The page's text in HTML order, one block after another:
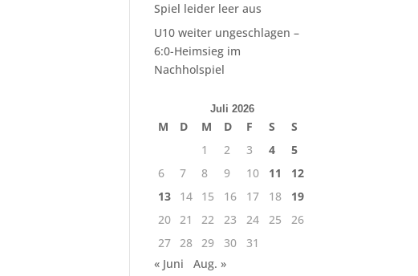
Spiel leider leer aus
U10 weiter ungeschlagen –
6:0-Heimsieg im
Nachholspiel
Juli 2026
M D M D F S
S
1
2 3 4
5
6
7 8 9 10 11
12
13
14 15 16 17 18
19
20 21 22 23 24 25
26
27 28 29 30
31
« Juni
Aug. »